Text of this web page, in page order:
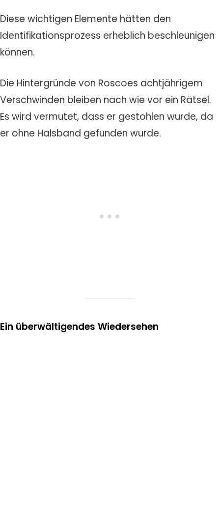
Diese wichtigen Elemente hätten den
Identifikationsprozess erheblich beschleunigen
können.
Die Hintergründe von Roscoes achtjährigem
Verschwinden bleiben nach wie vor ein Rätsel.
Es wird vermutet, dass er gestohlen wurde, da
er ohne Halsband gefunden wurde.
Ein überwältigendes Wiedersehen